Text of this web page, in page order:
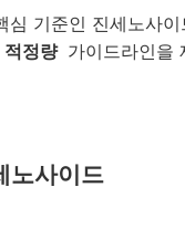
심 기준인 진세노사
적정량 가이드라인을
노사이드